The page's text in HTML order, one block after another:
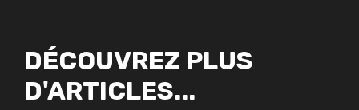
DÉCOUVREZ PLUS
D'ARTICLES...